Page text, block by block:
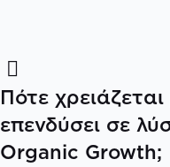
Πότε
επενδύσει σε
Organic Growth;